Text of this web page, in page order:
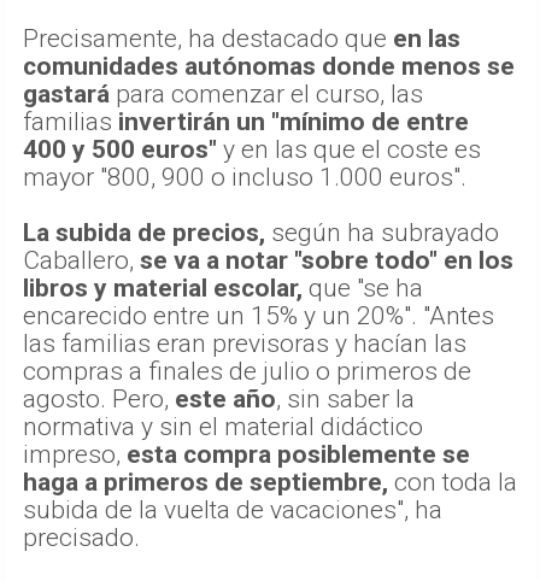
Precisamente, ha destacado que en las
comunidades autónomas donde menos se
gastará para comenzar el curso, las
familias invertirán un "mínimo de entre
400 y 500 euros" y en las que el coste es
mayor "800, 900 o incluso 1.000 euros".
La subida de precios, según ha subrayado
Caballero, se va a notar "sobre todo" en los
libros y material escolar, que "se ha
encarecido entre un 15% y un 20%". "Antes
las familias eran previsoras y hacían las
compras a finales de julio o primeros de
agosto. Pero, este año, sin saber la
normativa y sin el material didáctico
impreso, esta compra posiblemente se
haga a primeros de septiembre, con toda la
subida de la vuelta de vacaciones", ha
precisado.